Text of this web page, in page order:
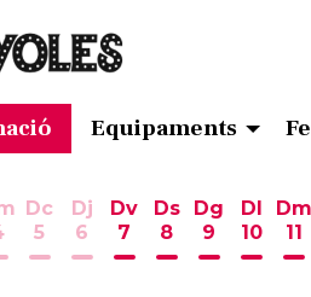
Equipaments
2 d'agost
3 d'agost4 d'agost
Dc
5
Dimecres 5 d'agost
Dj
6
Dijous 6 d'agost
Dv
7
Divendres 7
Ds
8
Dissabte 8
Dg
9
Dl
10
Dm
11